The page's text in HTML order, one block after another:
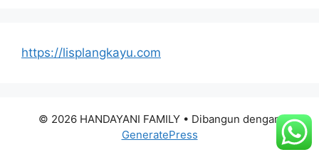
https://lisplangkayu.com
© 2026 HANDAYANI FAMILY • Dibangun dengan
GeneratePress